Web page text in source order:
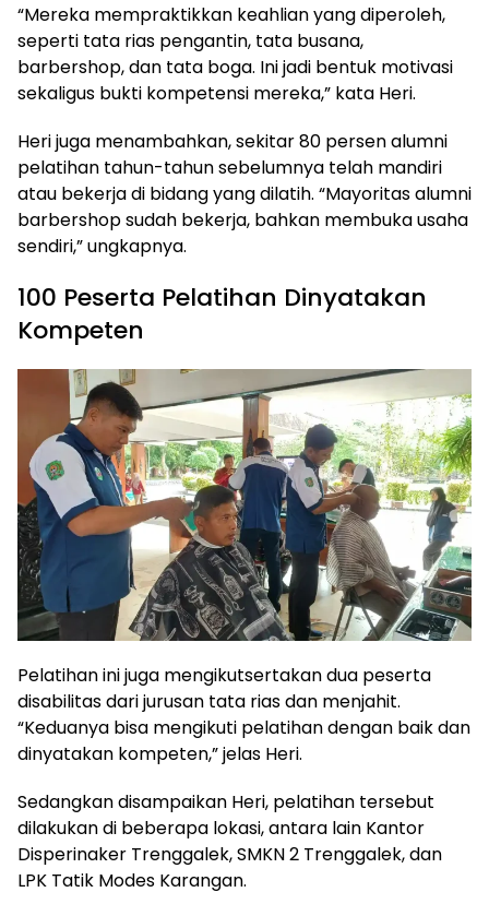
“Mereka mempraktikkan keahlian yang diperoleh,
seperti tata rias pengantin, tata busana,
barbershop, dan tata boga. Ini jadi bentuk motivasi
sekaligus bukti kompetensi mereka,” kata Heri.
Heri juga menambahkan, sekitar 80 persen alumni
pelatihan tahun-tahun sebelumnya telah mandiri
atau bekerja di bidang yang dilatih. “Mayoritas alumni
barbershop sudah bekerja, bahkan membuka usaha
sendiri,” ungkapnya.
100 Peserta Pelatihan Dinyatakan
Kompeten
Pelatihan ini juga mengikutsertakan dua peserta
disabilitas dari jurusan tata rias dan menjahit.
“Keduanya bisa mengikuti pelatihan dengan baik dan
dinyatakan kompeten,” jelas Heri.
Sedangkan disampaikan Heri, pelatihan tersebut
dilakukan di beberapa lokasi, antara lain Kantor
Disperinaker Trenggalek, SMKN 2 Trenggalek, dan
LPK Tatik Modes Karangan.